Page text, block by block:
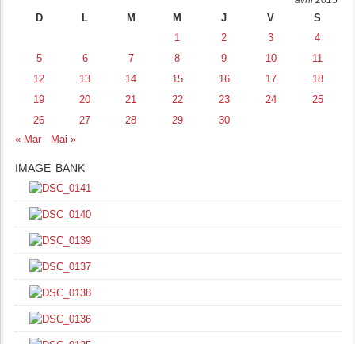
D L M M J V
S
1
2 3
4
5
6 7 8 9 10
11
12
13 14 15 16 17
18
19
20 21 22 23 24
25
26
27 28 29
30
« Mar
Mai »
IMAGE BANK